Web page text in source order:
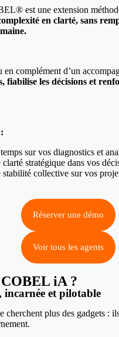
est une extension
en clarté, sans
en complément d’un
fiabilise les décisions et
sur vos diagnostics et
stratégique dans vos
stabilité collective sur vos
Réserver une démo
Voir tous les agents
iA ?
incarnée et pilotable
cherchent plus des gadgets :